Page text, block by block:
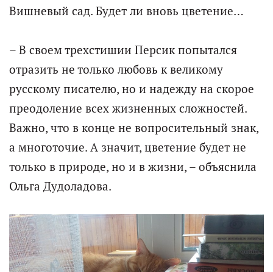
Вишневый сад. Будет ли вновь цветение…
– В своем трехстишии Персик попытался
отразить не только любовь к великому
русскому писателю, но и надежду на скорое
преодоление всех жизненных сложностей.
Важно, что в конце не вопросительный знак,
а многоточие. А значит, цветение будет не
только в природе, но и в жизни, – объяснила
Ольга Дудоладова.